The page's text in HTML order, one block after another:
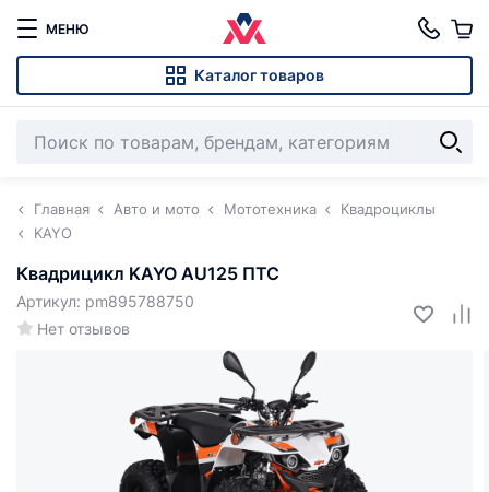
МЕНЮ
Каталог товаров
Главная Авто и мото Мототехника
Квадроциклы
KAYO
Квадрицикл KAYO AU125 ПТС
Нет отзывов
Артикул: pm895788750